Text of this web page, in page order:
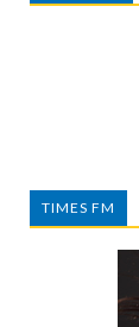
TIMES FM